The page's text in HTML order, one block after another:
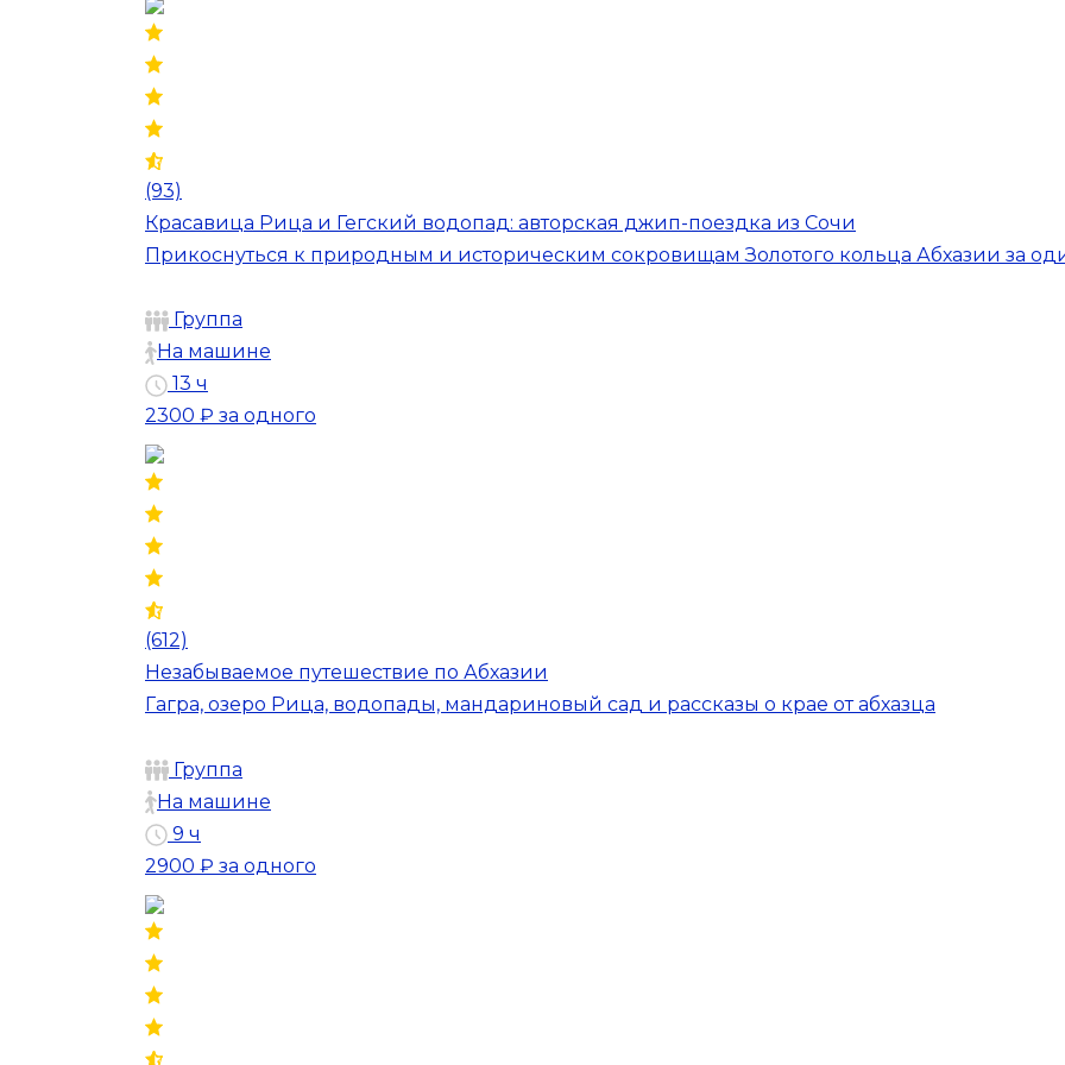
(93)
Красавица Рица и Гегский водопад: авторская джип-поездка из Сочи
Прикоснуться к природным и историческим сокровищам Золотого кольца Абхазии за
Группа
На машине
13 ч
2300 ₽ за одного
(612)
Незабываемое путешествие по Абхазии
Гагра, озеро Рица, водопады, мандариновый сад и рассказы о крае от абхазца
Группа
На машине
9 ч
2900 ₽ за одного